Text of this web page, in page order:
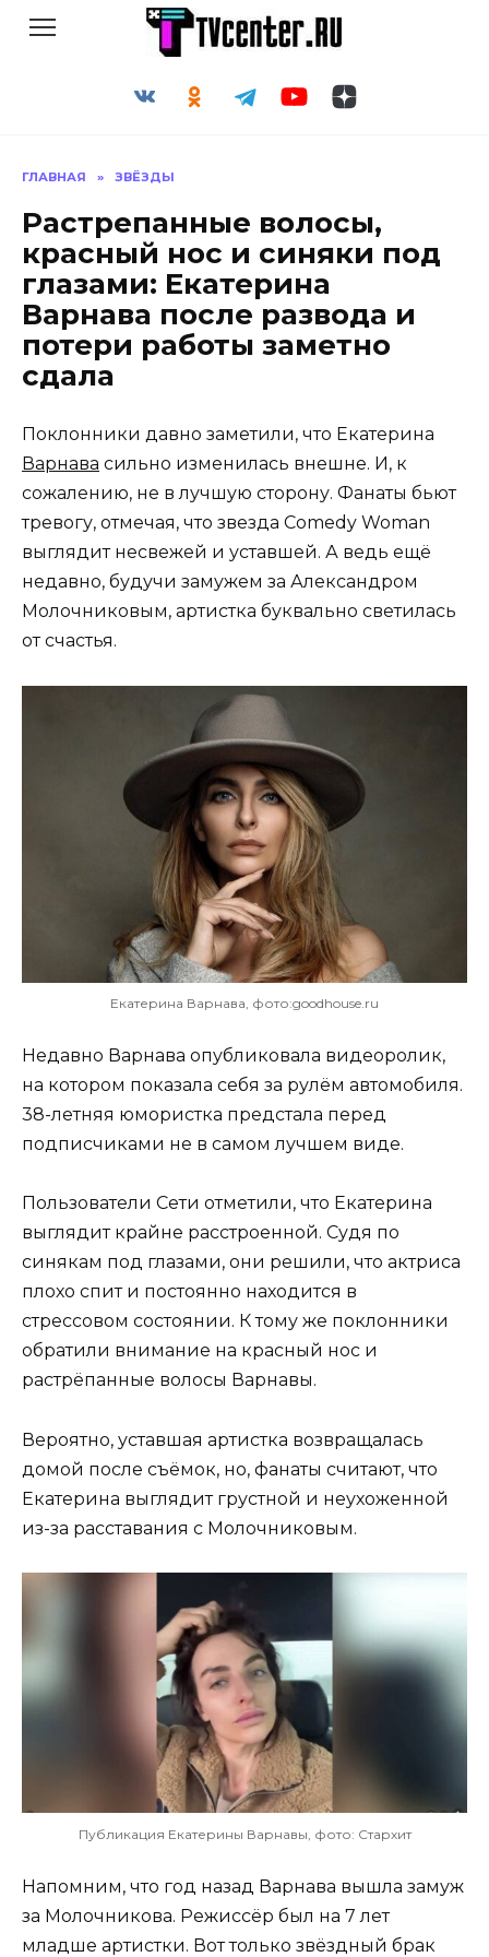
ГЛАВНАЯ » ЗВЁЗДЫ
Растрепанные волосы,
красный нос и синяки под
глазами: Екатерина
Варнава после развода и
потери работы заметно
сдала
Поклонники давно заметили, что Екатерина
Варнава сильно изменилась внешне. И, к
сожалению, не в лучшую сторону. Фанаты бьют
тревогу, отмечая, что звезда Comedy Woman
выглядит несвежей и уставшей. А ведь ещё
недавно, будучи замужем за Александром
Молочниковым, артистка буквально светилась
от счастья.
Екатерина Варнава, фото:goodhouse.ru
Недавно Варнава опубликовала видеоролик,
на котором показала себя за рулём автомобиля.
38-летняя юмористка предстала перед
подписчиками не в самом лучшем виде.
Пользователи Сети отметили, что Екатерина
выглядит крайне расстроенной. Судя по
синякам под глазами, они решили, что актриса
плохо спит и постоянно находится в
стрессовом состоянии. К тому же поклонники
обратили внимание на красный нос и
растрёпанные волосы Варнавы.
Вероятно, уставшая артистка возвращалась
домой после съёмок, но, фанаты считают, что
Екатерина выглядит грустной и неухоженной
из-за расставания с Молочниковым.
Публикация Екатерины Варнавы, фото: Стархит
Напомним, что год назад Варнава вышла замуж
за Молочникова. Режиссёр был на 7 лет
младше артистки. Вот только звёздный брак